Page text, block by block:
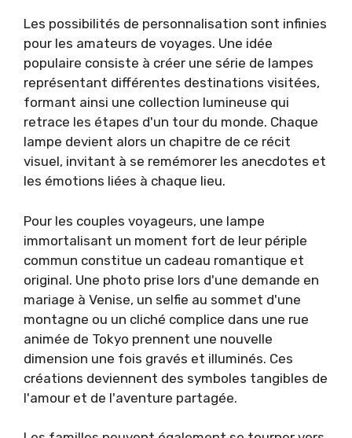
Les possibilités de personnalisation sont infinies
pour les amateurs de voyages. Une idée
populaire consiste à créer une série de lampes
représentant différentes destinations visitées,
formant ainsi une collection lumineuse qui
retrace les étapes d'un tour du monde. Chaque
lampe devient alors un chapitre de ce récit
visuel, invitant à se remémorer les anecdotes et
les émotions liées à chaque lieu.
Pour les couples voyageurs, une lampe
immortalisant un moment fort de leur périple
commun constitue un cadeau romantique et
original. Une photo prise lors d'une demande en
mariage à Venise, un selfie au sommet d'une
montagne ou un cliché complice dans une rue
animée de Tokyo prennent une nouvelle
dimension une fois gravés et illuminés. Ces
créations deviennent des symboles tangibles de
l'amour et de l'aventure partagée.